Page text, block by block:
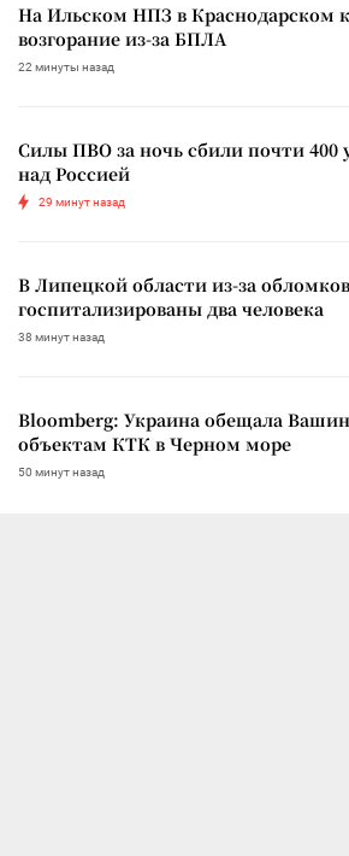
На Ильском НПЗ в Краснодарском
возгорание из-за БПЛА
22 минуты назад
Силы ПВО за ночь сбили почти 400
над Россией
29 минут назад
В Липецкой области из-за
госпитализированы два человека
38 минут назад
Bloomberg: Украина обещала
объектам КТК в Черном море
50 минут назад